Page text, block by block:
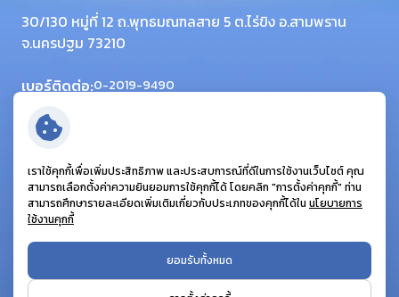
30/130 หมู่ที่ 12 ถ.พุทธมณฑลสาย 5 ต.ไร่ขิง อ.สามพราน
จ.นครปฐม 73210
เบอร์ติดต่อ:0-2019-9490
อีเมล:info@ttwplc.com
ติดตามเรา:
© สงวนลิขสิทธิ์ พ.ศ. 2569 บริษัท ทีทีดับบลิว จำกัด (มหาชน)
ข้อกำหนดและเงื่อนไข
นโยบายคุ้มครองส่วนบุคคล
เราใช้คุกกี้เพื่อเพิ่มประสิทธิภาพ และประสบการณ์ที่ดีในการใช้งานเว็บไซต์ คุณ
สามารถเลือกตั้งค่าความยินยอมการใช้คุกกี้ได้ โดยคลิก "การตั้งค่าคุกกี้" ท่าน
สามารถศึกษารายละเอียดเพิ่มเติมเกี่ยวกับประเภทของคุกกี้ได้ใน นโยบายการ
ใช้งานคุกกี้
ยอมรับทั้งหมด